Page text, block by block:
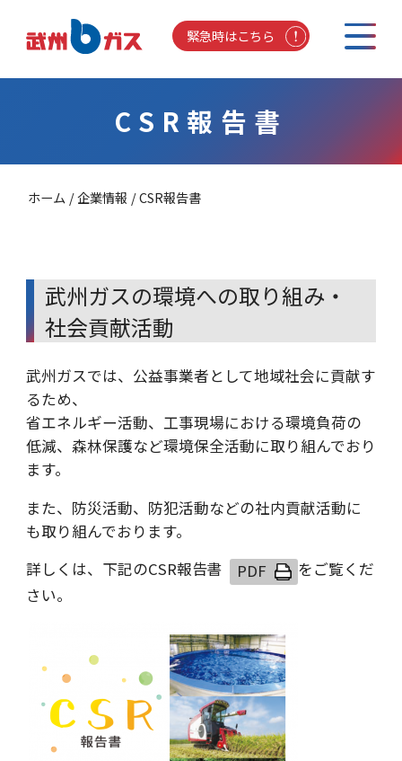
緊急時はこちら
CSR報告書
ホーム 企業情報 CSR報告書
武州ガスの環境への取り組み・
社会貢献活動
武州ガスでは、公益事業者として地域社会に貢献す
るため、
省エネルギー活動、工事現場における環境負荷の
低減、森林保護など環境保全活動に取り組んでおり
ます。
また、防災活動、防犯活動などの社内貢献活動に
も取り組んでおります。
詳しくは、下記のCSR報告書
をご覧くだ
さい。